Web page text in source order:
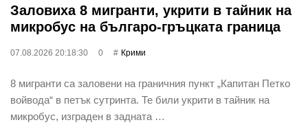
Заловиха 8 мигранти, укрити в тайник на
микробус на българо-гръцката граница
07.08.2026 20:18:30 0 Крими
8 мигранти са заловени на граничния пункт „Капитан Петко
войвода“ в петък сутринта. Те били укрити в тайник на
микробус, изграден в задната …